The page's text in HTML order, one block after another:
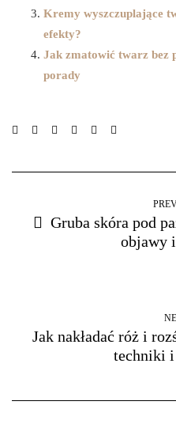
Kremy wyszczuplające
efekty?
Jak zmatowić twarz bez
porady
Gruba skóra pod
objawy
Jak nakładać róż i
techniki